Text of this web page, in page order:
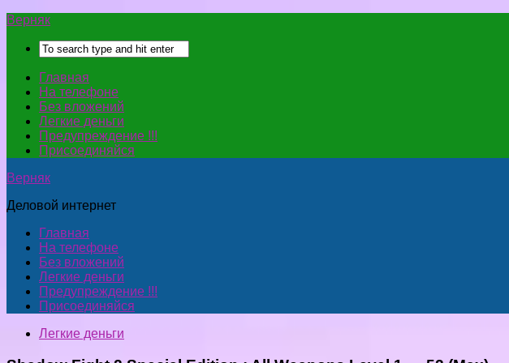
Верняк
Главная
На телефоне
Без вложений
Легкие деньги
Предупреждение !!!
Присоединяйся
Верняк
Деловой интернет
Главная
На телефоне
Без вложений
Легкие деньги
Предупреждение !!!
Присоединяйся
Легкие деньги